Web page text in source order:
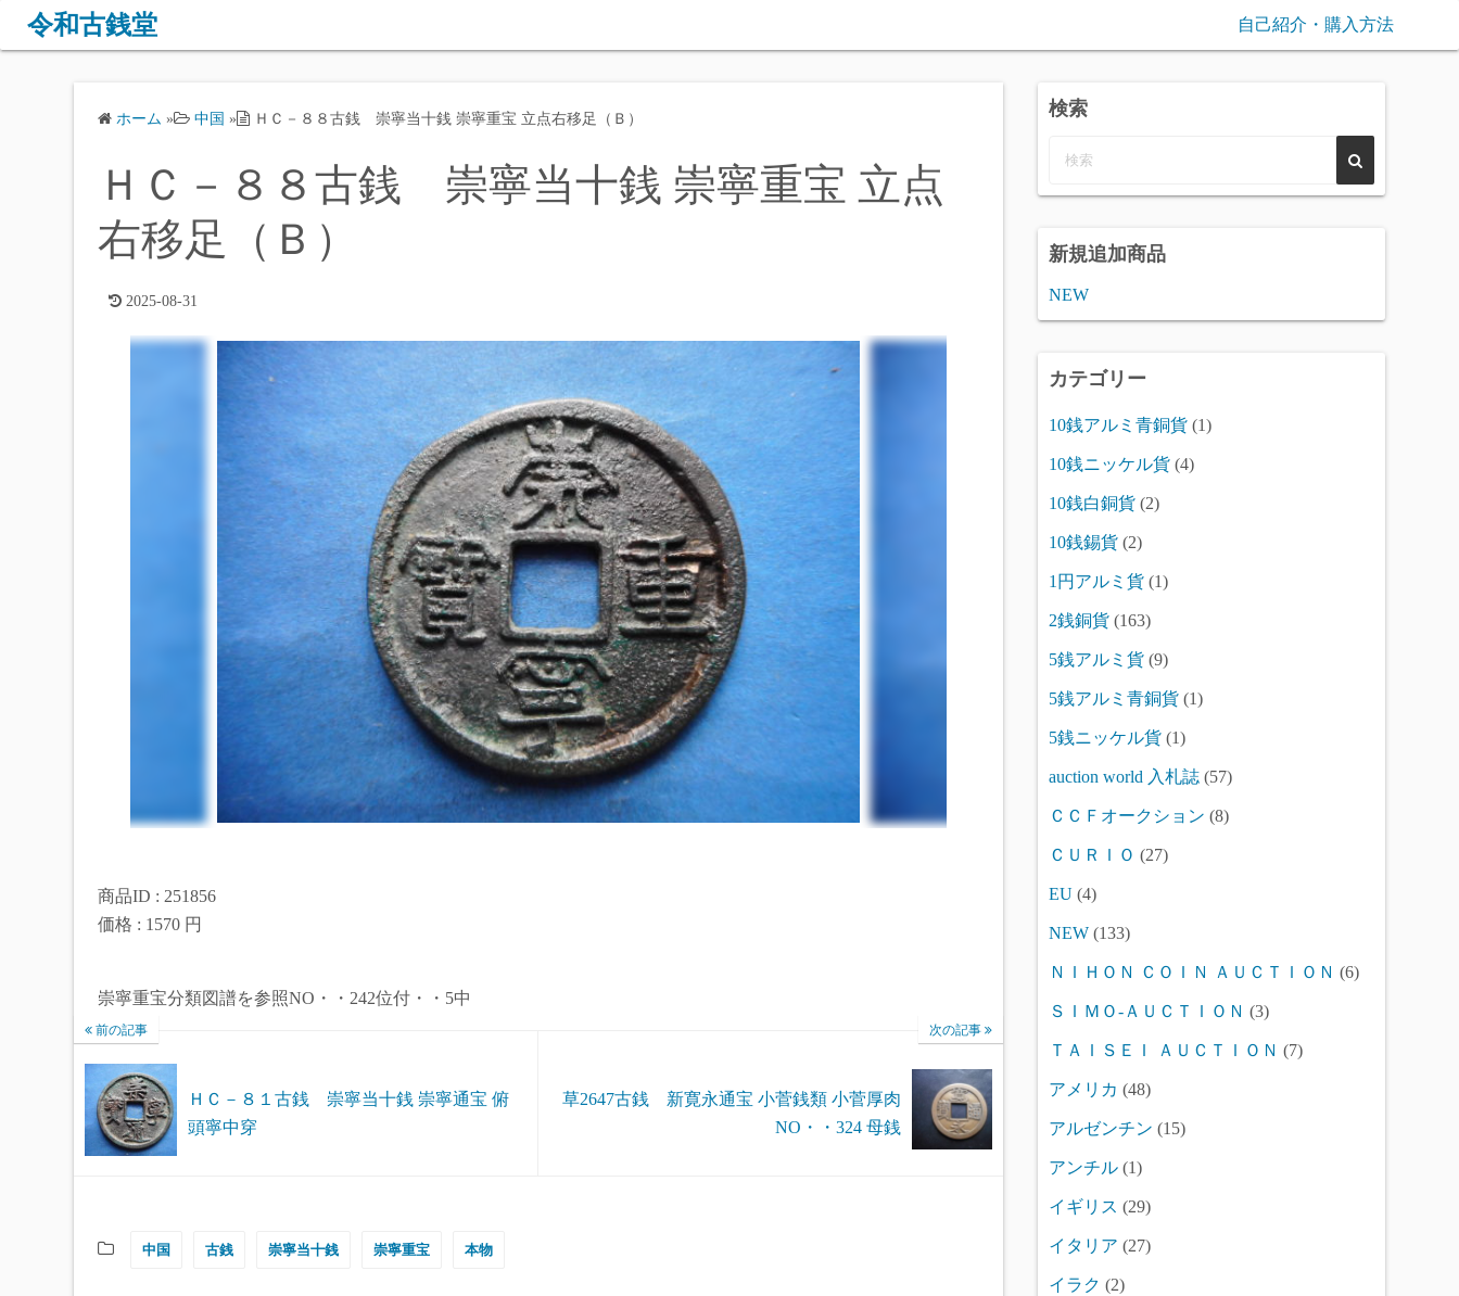
令和古銭堂 自己紹介・購入方法
ホーム » 中国 » ＨＣ－８８古銭 崇寧当十銭 崇寧重宝 立点右移足（Ｂ）
ＨＣ－８８古銭 崇寧当十銭 崇寧重宝 立点
右移足（Ｂ）
2025-08-31
商品ID : 251856
価格 : 1570 円
崇寧重宝分類図譜を参照NO・・242位付・・5中
前の記事
ＨＣ－８１古銭 崇寧当十銭 崇寧通宝 俯
頭寧中穿
次の記事
草2647古銭 新寛永通宝 小菅銭類 小菅厚肉
NO・・324 母銭
中国 古銭 崇寧当十銭 崇寧重宝 本物
検索
新規追加商品
NEW
カテゴリー
10銭アルミ青銅貨 (1)
10銭ニッケル貨 (4)
10銭白銅貨 (2)
10銭錫貨 (2)
1円アルミ貨 (1)
2銭銅貨 (163)
5銭アルミ貨 (9)
5銭アルミ青銅貨 (1)
5銭ニッケル貨 (1)
auction world 入札誌 (57)
ＣＣＦオークション (8)
ＣＵＲＩＯ (27)
EU (4)
NEW (133)
ＮＩＨＯＮ ＣＯＩＮ ＡＵＣＴＩＯＮ (6)
ＳＩＭＯ-ＡＵＣＴＩＯＮ (3)
ＴＡＩＳＥＩ ＡＵＣＴＩＯＮ (7)
アメリカ (48)
アルゼンチン (15)
アンチル (1)
イギリス (29)
イタリア (27)
イラク (2)